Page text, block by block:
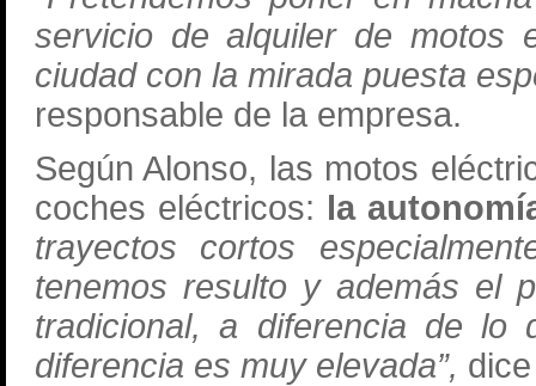
servicio de alquiler de motos
ciudad con la mirada puesta
responsable de la empresa.
Según Alonso, las motos
coches eléctricos: la
trayectos cortos
tenemos resulto y además el
tradicional, a diferencia de lo
diferencia es muy elevada”,